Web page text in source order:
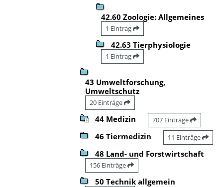
42.60 Zoologie: Allgemeines
1 Eintrag
42.63 Tierphysiologie
1 Eintrag
43 Umweltforschung,
Umweltschutz
20 Einträge
44 Medizin 707 Einträge
46 Tiermedizin 11 Einträge
48 Land- und Forstwirtschaft
156 Einträge
50 Technik allgemein